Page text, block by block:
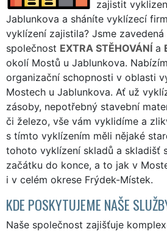
zajistit
Jablunkova a sháníte vyklízecí
vyklízení zajistila? Jsme zavedená
společnost EXTRA STĚHOVÁNÍ a
okolí Mostů u Jablunkova.
organizační schopnosti v oblasti
Mostech u Jablunkova. Ať už
zásoby, nepotřebný stavební
či železo, vše vám vyklidíme a
s tímto vyklízením měli nějaké
tohoto vyklízení skladů a skladišť
začátku do konce, a to jak v
i v celém okrese Frýdek-Místek.
KDE POSKYTUJEME NAŠE
Naše společnost zajišťuje